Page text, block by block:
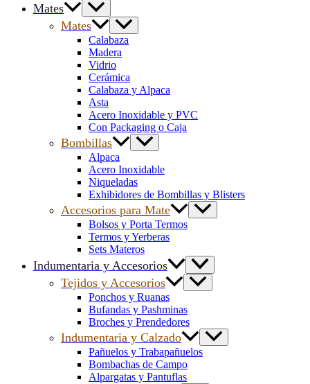
Mates
Mates
Calabaza
Madera
Vidrio
Cerámica
Calabaza y Alpaca
Asta
Acero Inoxidable y PVC
Con Packaging o Caja
Bombillas
Alpaca
Acero Inoxidable
Niqueladas
Exhibidores de Bombillas y Blisters
Accesorios para Mate
Bolsos y Porta Termos
Termos y Yerberas
Sets Materos
Indumentaria y Accesorios
Tejidos y Accesorios
Ponchos y Ruanas
Bufandas y Pashminas
Broches y Prendedores
Indumentaria y Calzado
Pañuelos y Trabapañuelos
Bombachas de Campo
Alpargatas y Pantuflas